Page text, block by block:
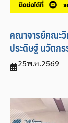
คณาจารย์คณะ
ประดิษฐ์ นวัตก
25พ.ค.2569